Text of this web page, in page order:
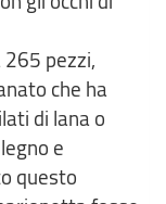
pezzi,
che ha
di lana o
e
questo